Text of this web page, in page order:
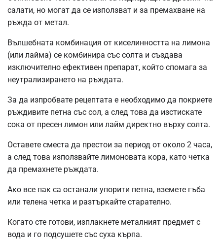
салати, но могат да се използват и за премахване на
ръжда от метал.
Вълшебната комбинация от киселинността на лимона
(или лайма) се комбинира със солта и създава
изключително ефективен препарат, който спомага за
неутрализирането на ръждата.
За да изпробвате рецептата е необходимо да покриете
ръждивите петна със сол, а след това да изстискате
сока от пресен лимон или лайм директно върху солта.
Оставете сместа да престои за период от около 2 часа,
а след това използвайте лимоновата кора, като четка
да премахнете ръждата.
Ако все пак са останали упорити петна, вземете гъба
или телена четка и разтъркайте старателно.
Когато сте готови, изплакнете металният предмет с
вода и го подсушете със суха кърпа.